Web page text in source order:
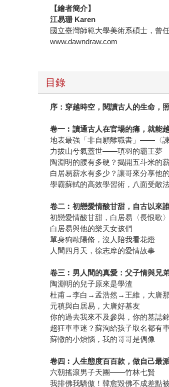
【繪者簡介】
江易珊 Karen
國立臺灣師範大學美術系碩士，曾
www.dawndraw.com
目錄
序：穿越時空，閱讀古人的生命，
卷一︰讀通古人在官場的痛，就能
地表最強「非自願離職書」——〈諫
力拔山兮氣蓋世——項羽的霸王夢
陶淵明的腰有多硬？揭開五斗米的
白居易薪水有多少？讓哥來分享他
學霸蘇軾的高效學習術，八面受敵
卷二︰初戀愛情酸甘甜，自古以來
初戀愛情酸甘甜，白居易〈長恨歌
白居易與他的樂天女孩們
單身狗歐陽脩，沒人陪我看花燈
人間四月天，徐志摩的愛情故事
卷三︰男人間的真愛：父子情與兄
陶淵明的兒子原來是學渣
杜甫→李白→孟浩然→王維，大唐
元稹與白居易，大唐好基友
你的過去我來不及參與，你的墓誌
超狂車車迷？蘇洵給孩子取名都有
蘇轍的小煩惱，我的哥哥是偶像
卷四︰人生態度百百款，做自己最派
六朝搖滾男子天團——竹林七賢
我排佛我驕傲！韓愈毀佛不成差點